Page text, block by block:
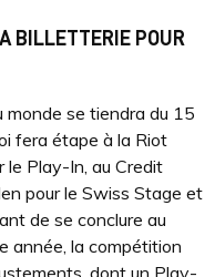
BILLETTERIE POUR
se tiendra du 15
fera étape à la Riot
le Play-In, au Credit
pour le Swiss Stage et
de se conclure au
année, la compétition
dont un Play-